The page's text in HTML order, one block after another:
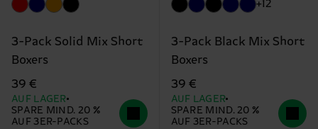
3-Pack Solid Mix Short
Boxers
39 €
AUF LAGER
SPARE MIND. 20 %
AUF 3ER-PACKS
+12
3-Pack Black Mix Short
Boxers
39 €
AUF LAGER
SPARE MIND. 20 %
AUF 3ER-PACKS